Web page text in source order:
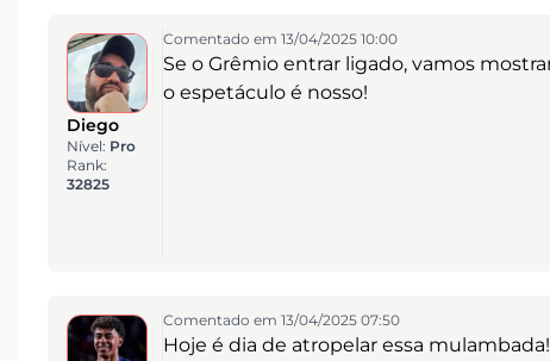
Diego
Nível: Pro
Rank:
32825
Comentado em 13/04/2025 10:00
Se o Grêmio entrar ligado, vamos
o espetáculo é nosso!
Comentado em 13/04/2025 07:50
Hoje é dia de atropelar essa mulambada!